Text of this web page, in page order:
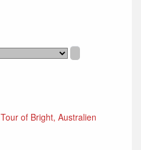
of Bright, Australien